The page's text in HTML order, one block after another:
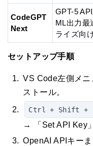
CodeGPT
Next
GPT-5
ML出力最
ライズ向け
セットアップ手順
VS Code左側メニ
ストール。
Ctrl + Shift +
→ 「Set API Key
OpenAI APIキー